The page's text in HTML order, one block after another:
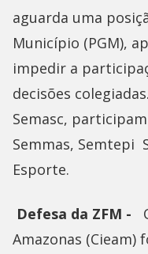
aguarda uma
Município (PGM),
impedir a
decisões
Semasc,
Semmas, Semtepi
Esporte.
Defesa da ZFM -
Amazonas (Cieam)